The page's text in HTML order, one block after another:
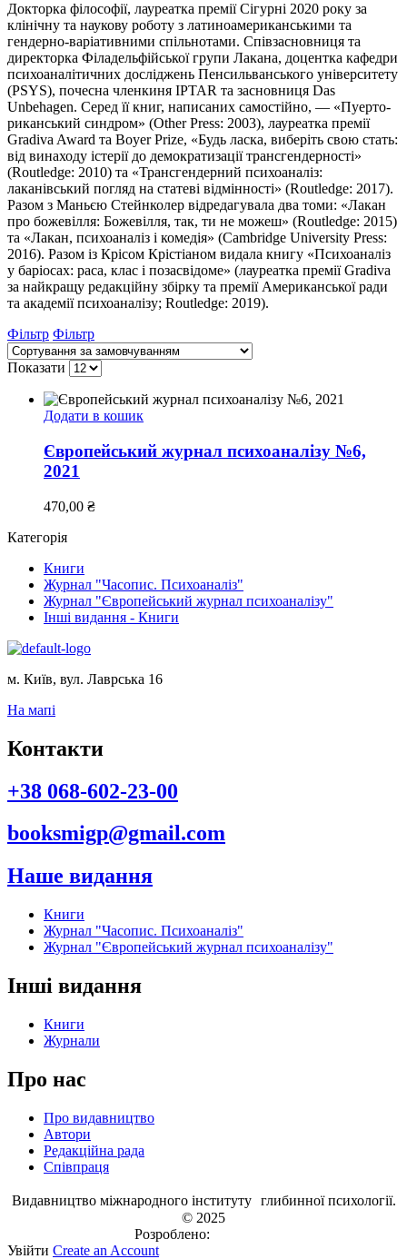
Докторка філософії, лауреатка премії Сігурні 2020 року за
клінічну та наукову роботу з латиноамериканськими та
гендерно-варіативними спільнотами. Співзасновниця та
директорка Філадельфійської групи Лакана, доцентка кафедри
психоаналітичних досліджень Пенсильванського університету
(PSYS), почесна членкиня IPTAR та засновниця Das
Unbehagen. Серед її книг, написаних самостійно, — «Пуерто-
риканський синдром» (Other Press: 2003), лауреатка премії
Gradiva Award та Boyer Prize, «Будь ласка, виберіть свою стать:
від винаходу істерії до демократизації трансгендерності»
(Routledge: 2010) та «Трансгендерний психоаналіз:
лаканівський погляд на статеві відмінності» (Routledge: 2017).
Разом з Маньєю Стейнколер відредагувала два томи: «Лакан
про божевілля: Божевілля, так, ти не можеш» (Routledge: 2015)
та «Лакан, психоаналіз і комедія» (Cambridge University Press:
2016). Разом із Крісом Крістіаном видала книгу «Психоаналіз
у баріосах: раса, клас і позасвідоме» (лауреатка премії Gradiva
за найкращу редакційну збірку та премії Американської ради
та академії психоаналізу; Routledge: 2019).
Фільтр Фільтр
Показати
Додати в кошик
Європейський журнал психоаналізу №6,
2021
470,00 ₴
Категорія
Книги
Журнал "Часопис. Психоаналіз"
Журнал "Європейський журнал психоаналізу"
Інші видання - Книги
м. Київ, вул. Лаврська 16
На мапі
Контакти
+38 068-602-23-00
booksmigp@gmail.com
Наше видання
Книги
Журнал "Часопис. Психоаналіз"
Журнал "Європейський журнал психоаналізу"
Інші видання
Книги
Журнали
Про нас
Про видавництво
Автори
Редакційна рада
Співпраця
Видавництво міжнародного інституту глибинної психології.
© 2025
Розроблено:
Увійти Create an Account